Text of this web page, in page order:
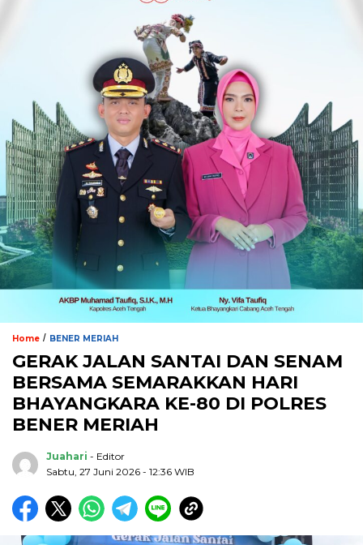
Home / BENER MERIAH
GERAK JALAN SANTAI DAN SENAM
BERSAMA SEMARAKKAN HARI
BHAYANGKARA KE-80 DI POLRES
BENER MERIAH
Juahari - Editor
Sabtu, 27 Juni 2026 - 12:36 WIB